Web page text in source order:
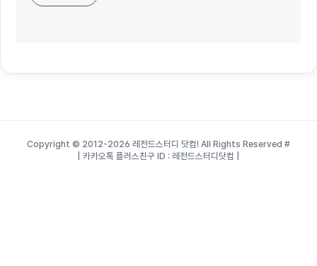
Copyright © 2012-2026 레전드스터디 닷컴! All Rights Reserved #
| 카카오톡 플러스친구 ID : 레전드스터디닷컴 |